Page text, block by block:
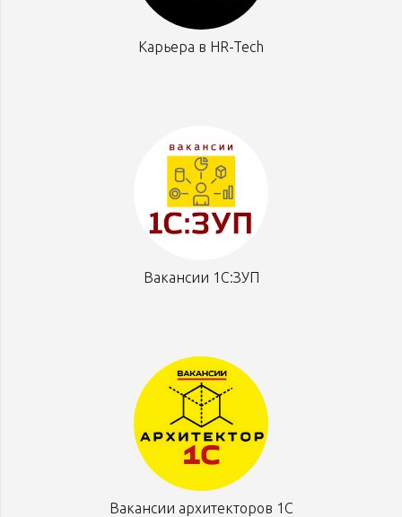
Карьера в HR-Tech
Вакансии 1С:ЗУП
Вакансии архитекторов 1С